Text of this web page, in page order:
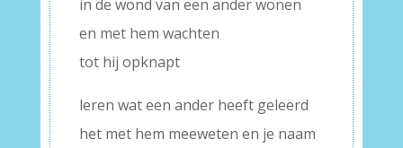
in de wond van een ander wonen
en met hem wachten
tot hij opknapt
leren wat een ander heeft geleerd
het met hem meeweten en je naam